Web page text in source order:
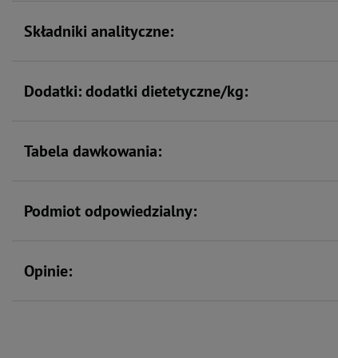
Składniki analityczne:
Dodatki: dodatki dietetyczne/kg:
Tabela dawkowania:
Podmiot odpowiedzialny:
Opinie: